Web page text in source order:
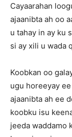
Cayaarahan
ajaanibta ah oo
u tahay in ay ku
si ay xili u wada
Koobkan oo
ugu horeeyay
ajaanibta ah ee
koobku isu
jeeda waddamo